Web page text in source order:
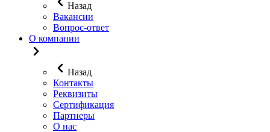
Назад
Вакансии
Вопрос-ответ
О компании
Назад
Контакты
Реквизиты
Сертификация
Партнеры
О нас